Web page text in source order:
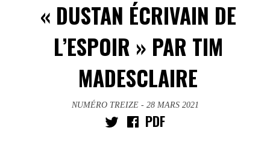
« DUSTAN ÉCRIVAIN DE
L’ESPOIR » PAR TIM
MADESCLAIRE
NUMÉRO TREIZE - 28 MARS 2021
PDF